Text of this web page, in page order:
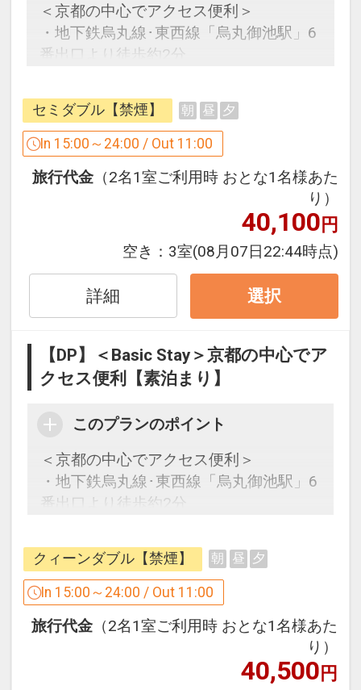
＜京都の中心でアクセス便利＞
・地下鉄烏丸線･東西線「烏丸御池駅」6
番出口より徒歩約2分
「烏丸駅」22番出口より徒歩約5分
◇フロアセキュリティ◇
客室フロアは、女性のお客様により安心
ルをセキュリティ扉で区画致しておりま
す。外部からの進入はもちろん、そのフ
ロアの宿泊者以外は立入ることが出来ま
◇天然温泉付スパ「トリニテ」のご案内
（有料）◇
を最上階（13F）に併設。
【料金】お一人様￥2，200(税サ込）
12:00～23:00（最終受付22:30）
者のみ利用可
（火）、10月7日（月）・8日（火）、
11月5日（火）、12月3日（火）
【2025年】1月7日（火）、2月4日
（火）、3月4日（火）、4月8日（火）、
セミダブル【禁煙】 朝 昼 夕
In 15:00～24:00 / Out 11:00
旅行代金 （2名1室ご利用時 おとな1名様あた
り）
40,100円
空き： 3室(08月07日22:44時点)
詳細 選択
【DP】＜Basic Stay＞京都の中心でア
クセス便利【素泊まり】
このプランのポイント
＜京都の中心でアクセス便利＞
・地下鉄烏丸線･東西線「烏丸御池駅」6
番出口より徒歩約2分
「烏丸駅」22番出口より徒歩約5分
◇フロアセキュリティ◇
客室フロアは、女性のお客様により安心
ルをセキュリティ扉で区画致しておりま
す。外部からの進入はもちろん、そのフ
ロアの宿泊者以外は立入ることが出来ま
クィーンダブル【禁煙】 朝 昼 夕
In 15:00～24:00 / Out 11:00
旅行代金 （2名1室ご利用時 おとな1名様あた
り）
40,500円